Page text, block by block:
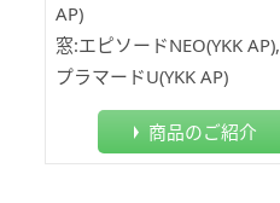
AP)
窓:エピソードNEO(YKK AP),
プラマードU(YKK AP)
商品のご紹介